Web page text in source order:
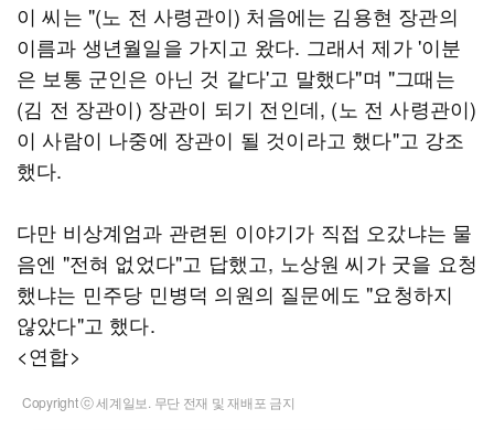
이 씨는 "(노 전 사령관이) 처음에는 김용현 장관의
이름과 생년월일을 가지고 왔다. 그래서 제가 '이분
은 보통 군인은 아닌 것 같다'고 말했다"며 "그때는
(김 전 장관이) 장관이 되기 전인데, (노 전 사령관이)
이 사람이 나중에 장관이 될 것이라고 했다"고 강조
했다.
다만 비상계엄과 관련된 이야기가 직접 오갔냐는 물
음엔 "전혀 없었다"고 답했고, 노상원 씨가 굿을 요청
했냐는 민주당 민병덕 의원의 질문에도 "요청하지
않았다"고 했다.
<연합>
Copyright ⓒ 세계일보. 무단 전재 및 재배포 금지